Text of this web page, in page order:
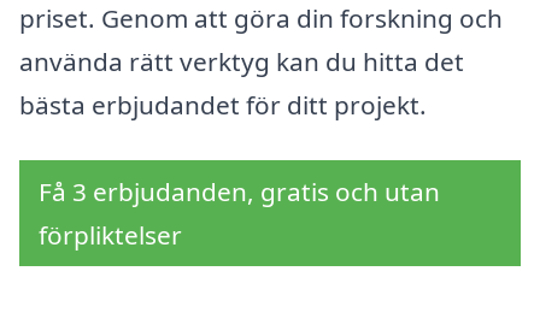
priset. Genom att göra din forskning och
använda rätt verktyg kan du hitta det
bästa erbjudandet för ditt projekt.
Få 3 erbjudanden, gratis och utan
förpliktelser